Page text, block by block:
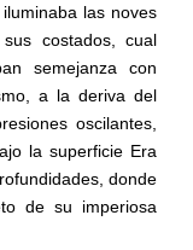
las noves
costados, cual
semejanza con
a la deriva del
oscilantes,
la superficie Era
donde
de su imperiosa